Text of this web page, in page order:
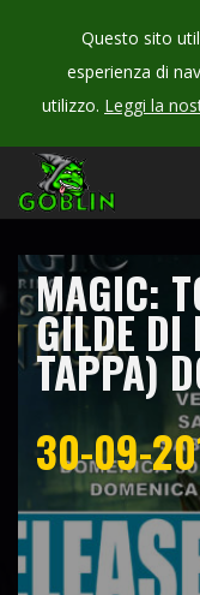
Questo sito
esperienza di
utilizzo. Leggi la
MAGIC:
GILDE
TAPPA)
30-09-